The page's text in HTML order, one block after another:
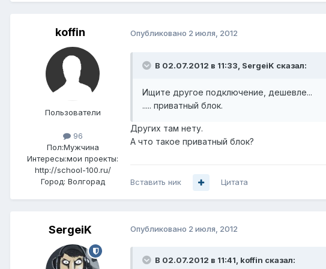
koffin
Пользователи
96
Пол:Мужчина
Интересы:мои проекты:
http://school-100.ru/
Город: Волгорад
Опубликовано 2 июля, 2012
В 02.07.2012 в 11:33, SergeiK сказал:
Ищите другое подключение, дешевле...
..... приватный блок.
Других там нету.
А что такое приватный блок?
Вставить ник Цитата
SergeiK Опубликовано 2 июля, 2012
В 02.07.2012 в 11:41, koffin сказал: